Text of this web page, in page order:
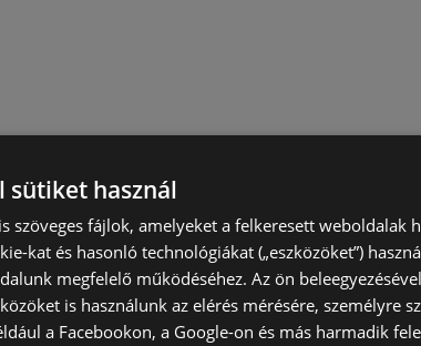
sütiket használ
szöveges fájlok, amelyeket a felkeresett weboldalak
kat és hasonló technológiákat („eszközöket”)
megfelelő működéséhez. Az ön
is használunk az elérés mérésére, személyre
a Facebookon, a Google-on és más harmadik